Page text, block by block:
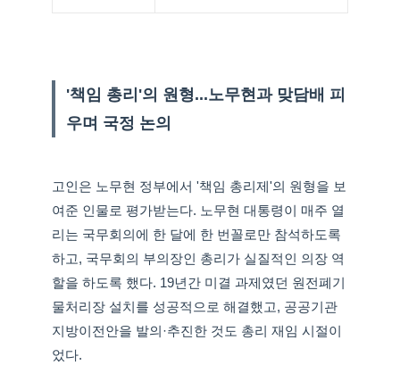
'책임 총리'의 원형...노무현과 맞담배 피
우며 국정 논의
고인은 노무현 정부에서 '책임 총리제'의 원형을 보
여준 인물로 평가받는다. 노무현 대통령이 매주 열
리는 국무회의에 한 달에 한 번꼴로만 참석하도록
하고, 국무회의 부의장인 총리가 실질적인 의장 역
할을 하도록 했다. 19년간 미결 과제였던 원전폐기
물처리장 설치를 성공적으로 해결했고, 공공기관
지방이전안을 발의·추진한 것도 총리 재임 시절이
었다.